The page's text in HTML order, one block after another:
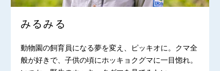
みるみる
動物園の飼育員になる夢を変え、ピッキオに。クマ全
般が好きで、子供の頃にホッキョクグマに一目惚れ。